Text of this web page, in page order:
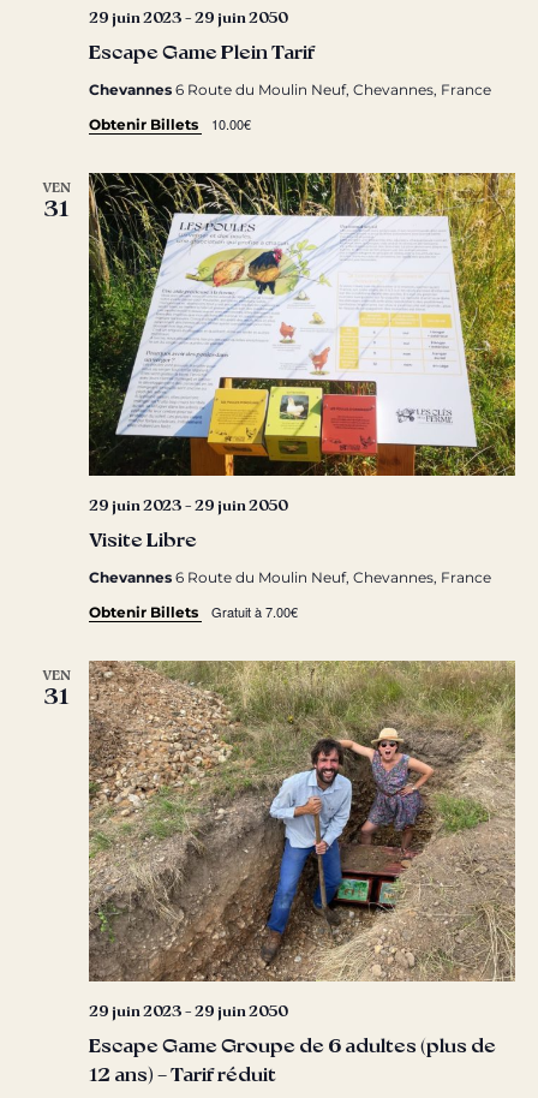
Escape Game Plein Tarif
29 juin 2023 - 29 juin 2050
Chevannes 6 Route du Moulin Neuf, Chevannes, France
Obtenir Billets
10.00€
VEN
31
Visite Libre
29 juin 2023 - 29 juin 2050
Chevannes 6 Route du Moulin Neuf, Chevannes, France
Obtenir Billets
Gratuit à 7.00€
VEN
31
Escape Game Groupe de 6 adultes (plus de
12 ans) – Tarif réduit
29 juin 2023 - 29 juin 2050